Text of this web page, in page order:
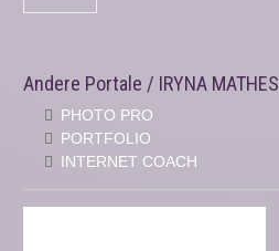
Andere Portale / IRYNA MATHES
PHOTO PRO
PORTFOLIO
INTERNET COACH